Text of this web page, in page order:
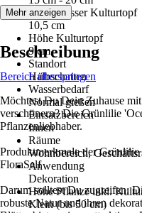
Durchmesser Kulturtopf
10,5 cm
Höhe Kulturtopf
9 cm
Standort
Halbschatten
Wasserbedarf
Normal gießen
Einsatzbereich
Innen
Räume
Wohnbereich,
Anwendung
Dekoration
Höhe Pflanze inkl.
Klein (bis 50 cm)
Mehr anzeigen
Beschreibung
Bereich überspringen
Möchtest Du Dein Zuhause
verschönern? Die Grünlilie
Pflanzenliebhaber.
Produktmerkmale der
FloraSelf
Darum solltest Du zugreifen:
robuste Natur und ihren